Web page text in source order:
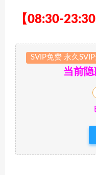
【08:30-
SVIP免费 永久
当前